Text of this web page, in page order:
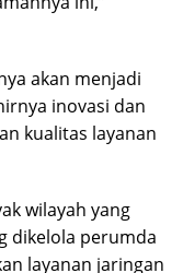
akan menjadi
inovasi dan
kualitas layanan
wilayah yang
dikelola perumda
layanan jaringan